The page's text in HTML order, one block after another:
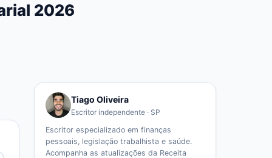
2026
Tiago Oliveira
Escritor independente · SP
Escritor especializado em finanças
pessoais, legislação trabalhista e saúde.
Acompanha as atualizações da Receita